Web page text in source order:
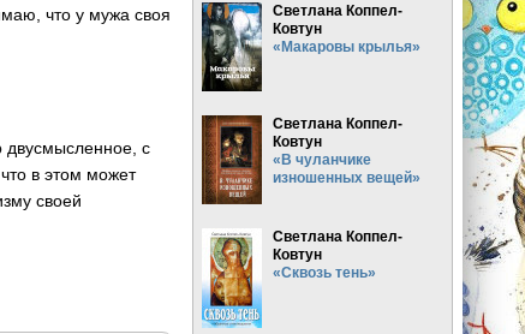
что у мужа своя
двусмысленное, с
в этом может
своей
Светлана Коппел-
Ковтун
«Макаровы крылья»
Светлана Коппел-
Ковтун
«В чуланчике
изношенных вещей»
Светлана Коппел-
Ковтун
«Сквозь тень»